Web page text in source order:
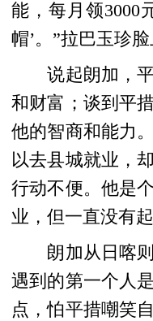
能，每月领3000
帽’。”拉巴玉珍
说起朗加，平
和财富；谈到平
他的智商和能力
以去县城就业，
行动不便。他是
业，但一直没有起
朗加从日喀则
遇到的第一个人
点，怕平措嘲笑